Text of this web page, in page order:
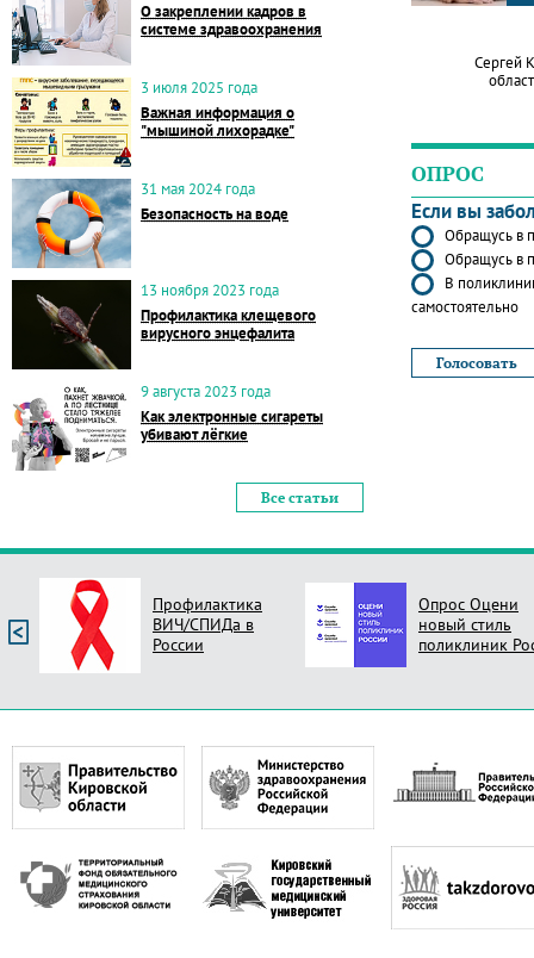
О закреплении кадров в
системе здравоохранения
3 июля 2025 года
Важная информация о
"мышиной лихорадке"
31 мая 2024 года
Безопасность на воде
13 ноября 2023 года
Профилактика клещевого
вирусного энцефалита
9 августа 2023 года
Как электронные сигареты
убивают лёгкие
Все статьи
Сергей
ОПРОС
Если вы
Обращусь в
Обращусь в
В
самостоятельно
Профилактика
ВИЧ/СПИДа в
России
Опрос Оцени
новый стиль
поликлиник